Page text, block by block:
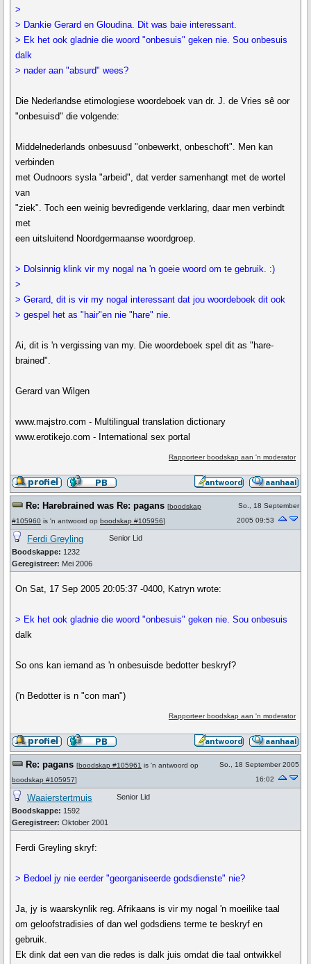
>
> Dankie Gerard en Gloudina. Dit was baie interessant.
> Ek het ook gladnie die woord "onbesuis" geken nie. Sou onbesuis
dalk
> nader aan "absurd" wees?
Die Nederlandse etimologiese woordeboek van dr. J. de Vries sê oor
"onbesuisd" die volgende:
Middelnederlands onbesuusd "onbewerkt, onbeschoft". Men kan
verbinden
met Oudnoors sysla "arbeid", dat verder samenhangt met de wortel
van
"ziek". Toch een weinig bevredigende verklaring, daar men verbindt
met
een uitsluitend Noordgermaanse woordgroep.
> Dolsinnig klink vir my nogal na 'n goeie woord om te gebruik. :)
>
> Gerard, dit is vir my nogal interessant dat jou woordeboek dit ook
> gespel het as "hair"en nie "hare" nie.
Ai, dit is 'n vergissing van my. Die woordeboek spel dit as "hare-
brained".
Gerard van Wilgen
www.majstro.com - Multilingual translation dictionary
www.erotikejo.com - International sex portal
Rapporteer boodskap aan 'n moderator
Re: Harebrained was Re: pagans [boodskap
#105960 is 'n antwoord op boodskap #105956]
So., 18 September
2005 09:53
Ferdi Greyling
Boodskappe: 1232
Geregistreer: Mei 2006
Senior Lid
On Sat, 17 Sep 2005 20:05:37 -0400, Katryn wrote:
> Ek het ook gladnie die woord "onbesuis" geken nie. Sou onbesuis
dalk
So ons kan iemand as 'n onbesuisde bedotter beskryf?
('n Bedotter is n "con man")
Rapporteer boodskap aan 'n moderator
Re: pagans [boodskap #105961 is 'n antwoord op
boodskap #105957]
So., 18 September 2005
16:02
Waaierstertmuis
Boodskappe: 1592
Geregistreer: Oktober 2001
Senior Lid
Ferdi Greyling skryf:
> Bedoel jy nie eerder "georganiseerde godsdienste" nie?
Ja, jy is waarskynlik reg. Afrikaans is vir my nogal 'n moeilike taal
om geloofstradisies of dan wel godsdiens terme te beskryf en
gebruik.
Ek dink dat een van die redes is dalk juis omdat die taal ontwikkel